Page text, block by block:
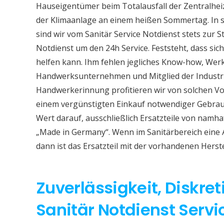
Hauseigentümer beim Totalausfall der
der Klimaanlage an einem heißen Sommertag.
sind wir vom Sanitär Service Notdienst stets zur
Notdienst um den 24h Service. Feststeht, dass
helfen kann. Ihm fehlen jegliches Know-how,
Handwerksunternehmen und Mitglied der
Handwerkerinnung profitieren wir von solchen
einem vergünstigten Einkauf notwendiger
Wert darauf, ausschließlich Ersatzteile von
„Made in Germany“. Wenn im Sanitärbereich
dann ist das Ersatzteil mit der vorhandenen
Zuverlässigkeit,
Sanitär Notdienst